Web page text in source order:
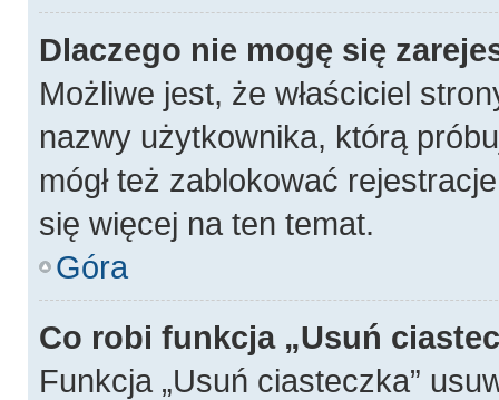
Dlaczego nie mogę się
Możliwe jest, że właściciel
nazwy użytkownika, którą
mógł też zablokować
się więcej na ten temat.
Góra
Co robi funkcja „Usuń
Funkcja „Usuń ciasteczka”